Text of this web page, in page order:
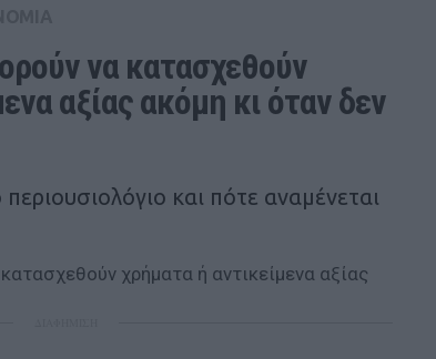
να κατασχεθούν
αξίας ακόμη κι όταν δεν
περιουσιολόγιο και πότε αναμένεται